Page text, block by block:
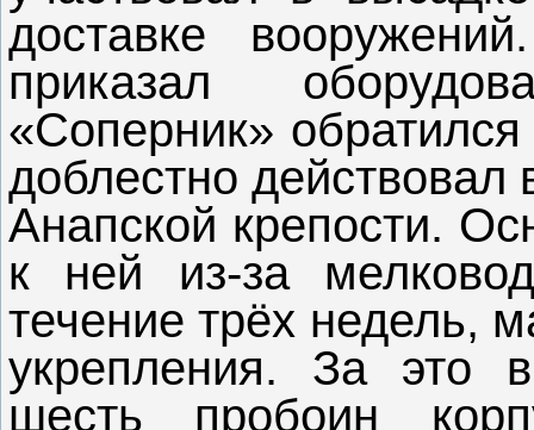
доставке
приказал
«Соперник»
доблестно действовал
Анапской крепости.
к ней из-за
течение трёх недель,
укрепления. За это
шесть пробоин